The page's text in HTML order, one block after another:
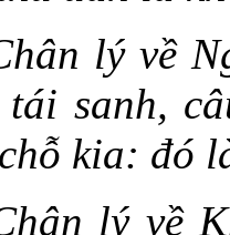
lý về
tái sanh,
kia: đó
lý về